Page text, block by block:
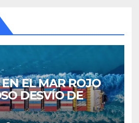
EL MAR ROJO
DESVÍO DE